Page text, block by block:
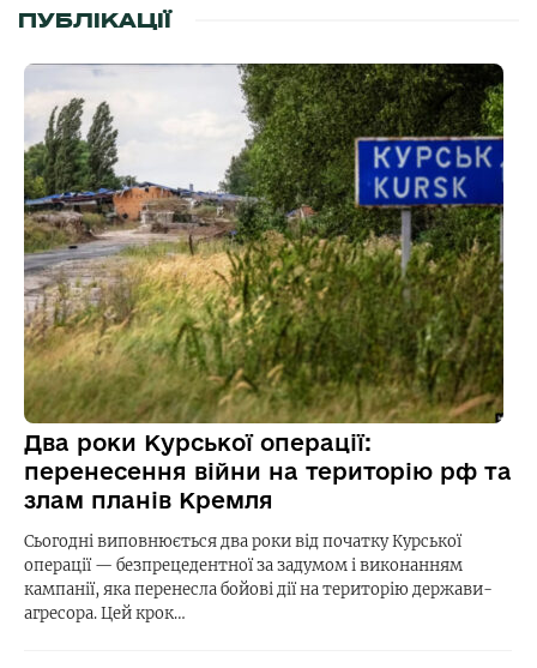
ПУБЛІКАЦІЇ
Два роки Курської операції:
перенесення війни на територію рф та
злам планів Кремля
Сьогодні виповнюється два роки від початку Курської
операції — безпрецедентної за задумом і виконанням
кампанії, яка перенесла бойові дії на територію держави-
агресора. Цей крок…